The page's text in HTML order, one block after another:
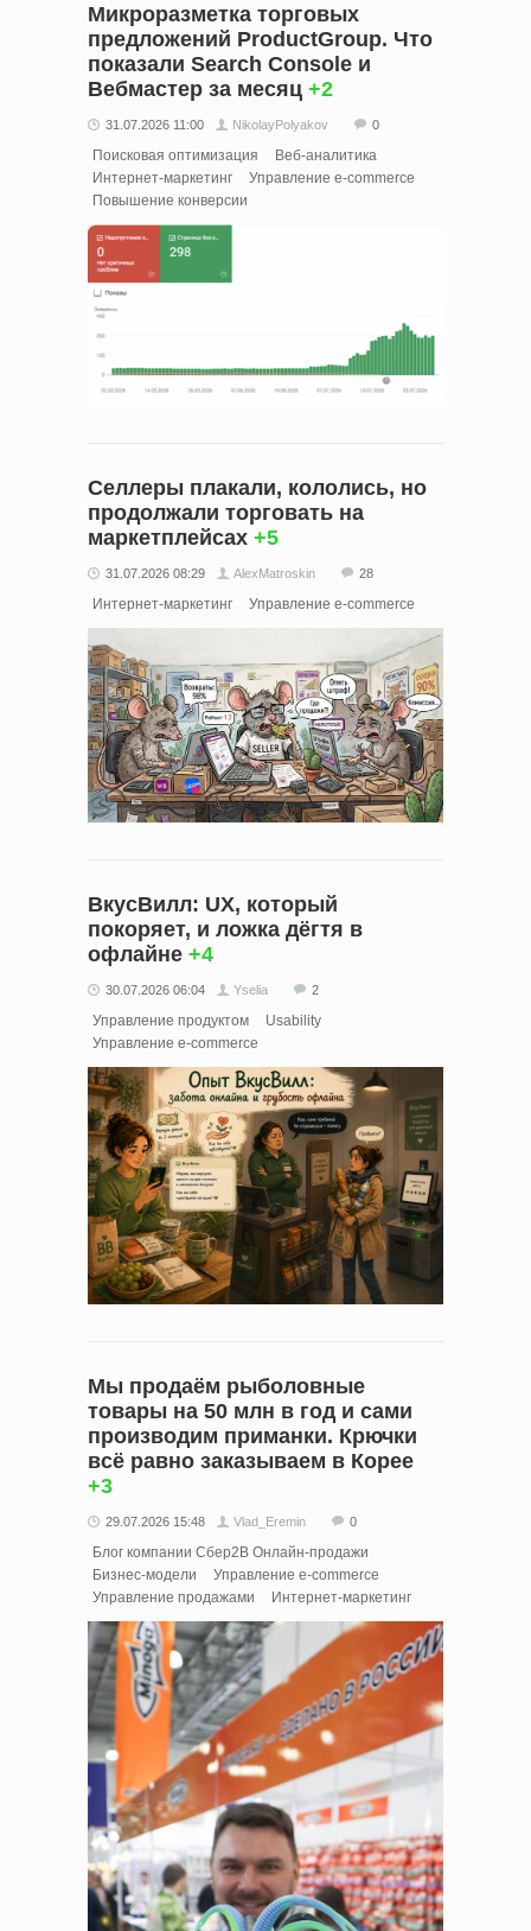
Микроразметка торговых
предложений ProductGroup. Что
показали Search Console и
Вебмастер за месяц +2
31.07.2026 11:00 NikolayPolyakov 0
Поисковая оптимизация
Веб-аналитика
Интернет-маркетинг
Управление e-commerce
Повышение конверсии
Селлеры плакали, кололись, но
продолжали торговать на
маркетплейсах +5
31.07.2026 08:29 AlexMatroskin 28
Интернет-маркетинг Управление e-commerce
ВкусВилл: UX, который
покоряет, и ложка дёгтя в
офлайне +4
30.07.2026 06:04 Yselia 2
Управление продуктом
Usability
Управление e-commerce
Мы продаём рыболовные
товары на 50 млн в год и сами
производим приманки. Крючки
всё равно заказываем в Корее
+3
29.07.2026 15:48 Vlad_Eremin 0
Блог компании Cбер2B Онлайн-продажи
Бизнес-модели
Управление e-commerce
Управление продажами
Интернет-маркетинг